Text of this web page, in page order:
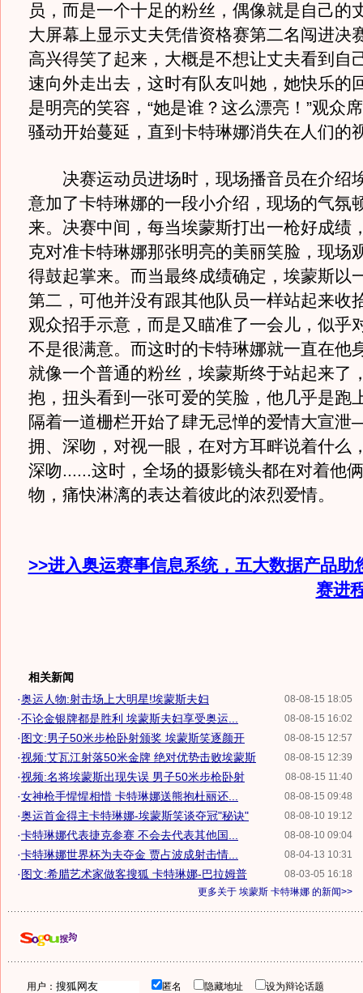
员，而是一个十足的粉丝，偶像就是自己的
大屏幕上显示丈夫凭借资格赛第二名闯进决
高兴得笑了起来，大概是不想让丈夫看到自
速向外走出去，这时有队友叫她，她快乐的
是明亮的笑容，“她是谁？这么漂亮！”观众
骚动开始蔓延，直到卡特琳娜消失在人们的
决赛运动员进场时，现场播音员在介绍
意加了卡特琳娜的一段小介绍，现场的气氛
来。决赛中间，每当埃蒙斯打出一枪好成绩
克对准卡特琳娜那张明亮的美丽笑脸，现场
得鼓起掌来。而当最终成绩确定，埃蒙斯以
第二，可他并没有跟其他队员一样站起来收
观众招手示意，而是又瞄准了一会儿，似乎
不是很满意。而这时的卡特琳娜就一直在他
就像一个普通的粉丝，埃蒙斯终于站起来了
抱，扭头看到一张可爱的笑脸，他几乎是跑
隔着一道栅栏开始了肆无忌惮的爱情大宣
拥、深吻，对视一眼，在对方耳畔说着什么
深吻......这时，全场的摄影镜头都在对着他
物，痛快淋漓的表达着彼此的浓烈爱情。
>>进入奥运赛事信息系统，五大数据产品助
赛进
相关新闻
08-08-15 18:05
·奥运人物:射击场上大明星!埃蒙斯夫妇
08-08-15 16:02
·不论金银牌都是胜利 埃蒙斯夫妇享受奥运...
08-08-15 12:57
·图文:男子50米步枪卧射颁奖 埃蒙斯笑逐颜开
08-08-15 12:39
·视频:艾瓦江射落50米金牌 绝对优势击败埃蒙斯
08-08-15 11:40
·视频:名将埃蒙斯出现失误 男子50米步枪卧射
08-08-15 09:48
·女神枪手惺惺相惜 卡特琳娜送熊抱杜丽还...
08-08-10 19:12
·奥运首金得主卡特琳娜-埃蒙斯笑谈夺冠"秘诀"
08-08-10 09:04
·卡特琳娜代表捷克参赛 不会去代表其他国...
08-04-13 10:31
·卡特琳娜世界杯为夫夺金 贾占波成射击情...
08-03-05 16:18
·图文:希腊艺术家做客搜狐 卡特琳娜-巴拉姆普
更多关于 埃蒙斯 卡特琳娜 的新闻>>
用户： 匿名 隐藏地址
设为辩论话题